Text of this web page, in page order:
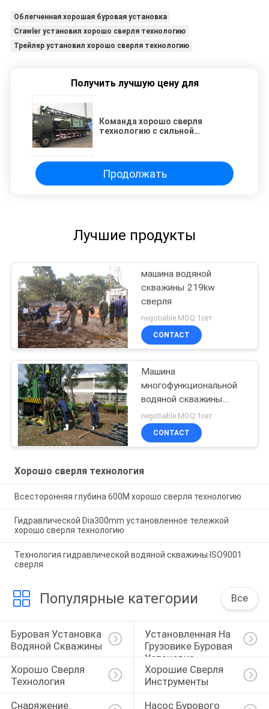
Облегченная хорошая буровая установка
Crawler установил хорошо сверля технологию
Трейлер установил хорошо сверля технологию
Получить лучшую цену для
Команда хорошо сверля
технологию с сильной
Продолжать
Лучшие продукты
машина водяной
скважины 219kw
сверля
negotiable MOQ:1сет
CONTACT
Машина
многофункциональной
водяной скважины
сверля
negotiable MOQ:1сет
CONTACT
Хорошо сверля технология
Всесторонняя глубина 600M хорошо сверля технологию
Гидравлической Dia300mm установленное тележкой
хорошо сверля технологию
Технология гидравлической водяной скважины ISO9001
сверля
Популярные категории Все
Буровая Установка
Водяной Скважины
Установленная На
Грузовике Буровая
Установка
Хорошо Сверля
Технология
Хорошие Сверля
Инструменты
Снаряжение
Насос Бурового